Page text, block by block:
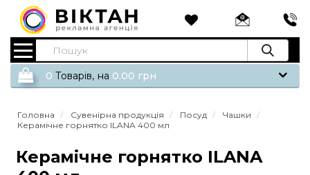
0 Tоварів, на 0.00 грн
Головна Сувенірна продукція Посуд
Чашки
Керамічне горнятко ILANA 400 мл
Керамічне горнятко ILANA